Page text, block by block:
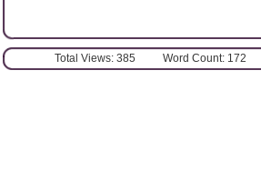
Total Views: 385 Word Count: 172